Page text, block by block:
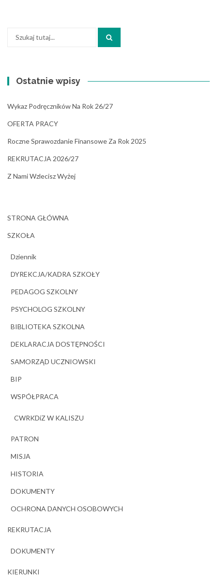
Ostatnie wpisy
Wykaz Podręczników Na Rok 26/27
OFERTA PRACY
Roczne Sprawozdanie Finansowe Za Rok 2025
REKRUTACJA 2026/27
Z Nami Wzlecisz Wyżej
STRONA GŁÓWNA
SZKOŁA
Dziennik
DYREKCJA/KADRA SZKOŁY
PEDAGOG SZKOLNY
PSYCHOLOG SZKOLNY
BIBLIOTEKA SZKOLNA
DEKLARACJA DOSTĘPNOŚCI
SAMORZĄD UCZNIOWSKI
BIP
WSPÓŁPRACA
CWRKDiZ W KALISZU
PATRON
MISJA
HISTORIA
DOKUMENTY
OCHRONA DANYCH OSOBOWYCH
REKRUTACJA
DOKUMENTY
KIERUNKI